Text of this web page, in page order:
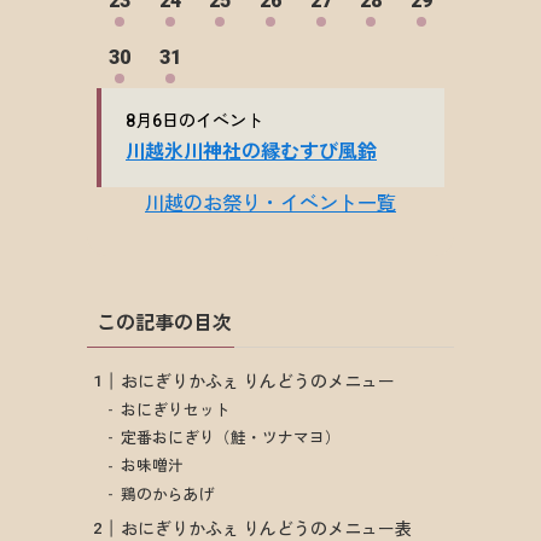
この記事の目次
おにぎりかふぇ りんどうのメニュー
おにぎりセット
定番おにぎり（鮭・ツナマヨ）
お味噌汁
鶏のからあげ
おにぎりかふぇ りんどうのメニュー表